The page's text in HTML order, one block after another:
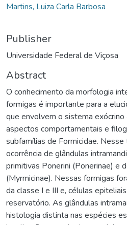
Martins, Luiza Carla Barbosa
Publisher
Universidade Federal de Viçosa
Abstract
O conhecimento da morfologia
formigas é importante para a
que envolvem o sistema
aspectos comportamentais e
subfamílias de Formicidae.
ocorrência de glândulas
primitivas Ponerini (Ponerinae) e
(Myrmicinae). Nessas formigas
da classe I e III e, células
reservatório. As glândulas
histologia distinta nas espécies